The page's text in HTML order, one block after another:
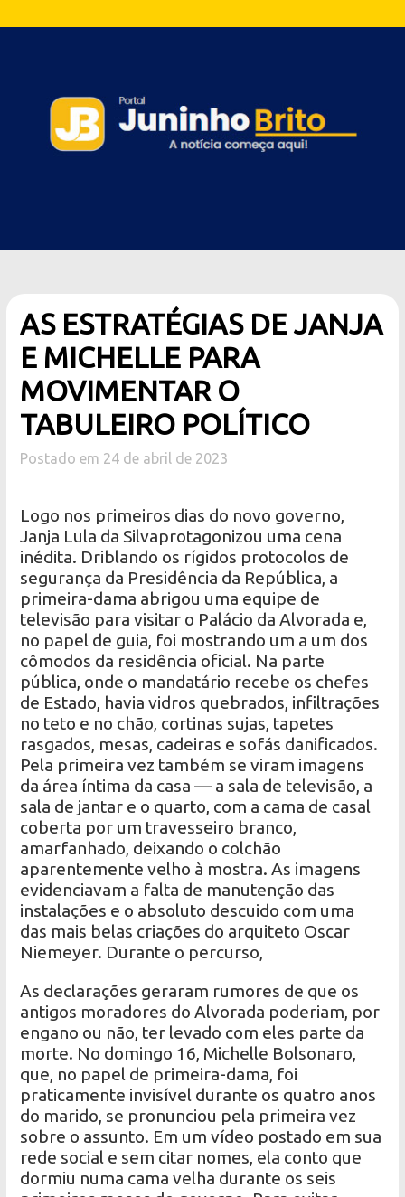
AS ESTRATÉGIAS DE JANJA
E MICHELLE PARA
MOVIMENTAR O
TABULEIRO POLÍTICO
Postado em 24 de abril de 2023
Logo nos primeiros dias do novo governo,
Janja Lula da Silvaprotagonizou uma cena
inédita. Driblando os rígidos protocolos de
segurança da Presidência da República, a
primeira-dama abrigou uma equipe de
televisão para visitar o Palácio da Alvorada e,
no papel de guia, foi mostrando um a um dos
cômodos da residência oficial. Na parte
pública, onde o mandatário recebe os chefes
de Estado, havia vidros quebrados, infiltrações
no teto e no chão, cortinas sujas, tapetes
rasgados, mesas, cadeiras e sofás danificados.
Pela primeira vez também se viram imagens
da área íntima da casa — a sala de televisão, a
sala de jantar e o quarto, com a cama de casal
coberta por um travesseiro branco,
amarfanhado, deixando o colchão
aparentemente velho à mostra. As imagens
evidenciavam a falta de manutenção das
instalações e o absoluto descuido com uma
das mais belas criações do arquiteto Oscar
Niemeyer. Durante o percurso,
As declarações geraram rumores de que os
antigos moradores do Alvorada poderiam, por
engano ou não, ter levado com eles parte da
morte. No domingo 16, Michelle Bolsonaro,
que, no papel de primeira-dama, foi
praticamente invisível durante os quatro anos
do marido, se pronunciou pela primeira vez
sobre o assunto. Em um vídeo postado em sua
rede social e sem citar nomes, ela conto que
dormiu numa cama velha durante os seis